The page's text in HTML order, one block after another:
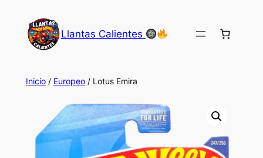
contenido
Llantas Calientes
Inicio/ Europeo/ Lotus Emira